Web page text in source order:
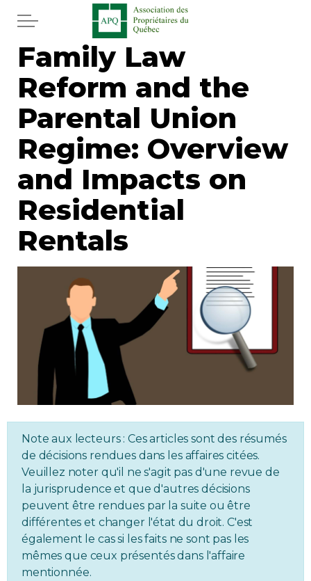
Skip to main content
Home
Services
News
Newspaper
Word of the editor
Legal
Real estate
Regulation
Condo
Environment
Various
Rebates APQ
App APQ
Media
Family Law
Reform and the
Parental Union
Regime: Overview
and Impacts on
Residential
Rentals
Note aux lecteurs : Ces articles sont des résumés
de décisions rendues dans les affaires citées.
Veuillez noter qu'il ne s'agit pas d'une revue de
la jurisprudence et que d'autres décisions
peuvent être rendues par la suite ou être
différentes et changer l'état du droit. C'est
également le cas si les faits ne sont pas les
mêmes que ceux présentés dans l'affaire
mentionnée.